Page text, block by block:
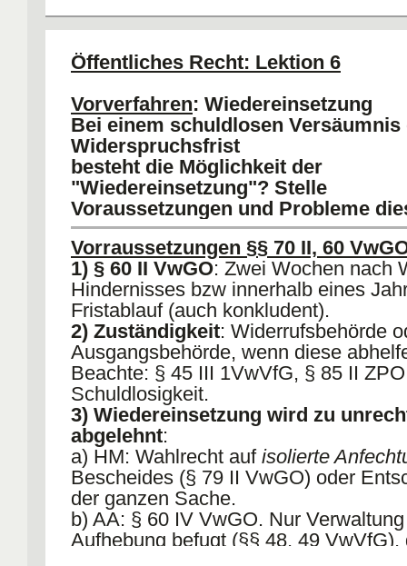
Abschriften; Eindruck eines
Charakters.
§ 70 VwGO: Ausgangs- bzw
Widerspruchsbehörde
Zwar besteht eine Amtspflicht zur
allerdings kann eine Einheit der
gefordert werden.
Ggf ist aber eine Widereinsetzung bei
Versäumnis möglich, §§ 70, 60 I
Öffentliches Recht: Lektion 6
Vorverfahren: Wiedereinsetzung
Bei einem schuldlosen Versäumnis
Widerspruchsfrist
besteht die Möglichkeit der
"Wiedereinsetzung"? Stelle
Voraussetzungen und Probleme
Vorraussetzungen §§ 70 II, 60
1) § 60 II VwGO: Zwei Wochen nach
Hindernisses bzw innerhalb eines
Fristablauf (auch konkludent).
2) Zuständigkeit: Widerrufsbehörde
Ausgangsbehörde, wenn diese
Beachte: § 45 III 1VwVfG, § 85 II
Schuldlosigkeit.
3) Wiedereinsetzung wird zu
abgelehnt:
a) HM: Wahlrecht auf isolierte
Bescheides (§ 79 II VwGO) oder
der ganzen Sache.
b) AA: § 60 IV VwGO. Nur
Aufhebung befugt (§§ 48, 49 VwVfG),